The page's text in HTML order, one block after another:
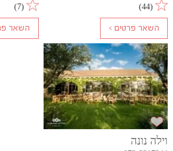
(
44
)
(
7
)
וילה נונה